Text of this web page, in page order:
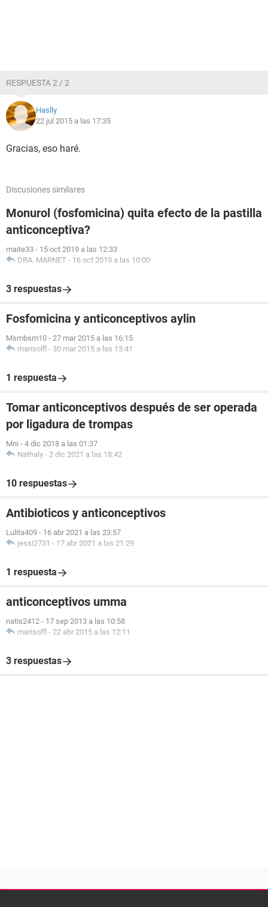
RESPUESTA 2 / 2
Haslly
22 jul 2015 a las 17:35
Gracias, eso haré.
Discusiones similares
Monurol (fosfomicina) quita efecto de la pastilla
anticonceptiva?
maite33 - 15 oct 2019 a las 12:33
DRA. MARNET - 16 oct 2019 a las 10:00
3 respuestas
Fosfomicina y anticonceptivos aylin
Msmbsm10 - 27 mar 2015 a las 16:15
marisolfl - 30 mar 2015 a las 13:41
1 respuesta
Tomar anticonceptivos después de ser operada
por ligadura de trompas
Mni - 4 dic 2018 a las 01:37
Nathaly - 2 dic 2021 a las 18:42
10 respuestas
Antibioticos y anticonceptivos
Lulita409 - 16 abr 2021 a las 23:57
jessi2731 - 17 abr 2021 a las 21:29
1 respuesta
anticonceptivos umma
natis2412 - 17 sep 2013 a las 10:58
marisolfl - 22 abr 2015 a las 12:11
3 respuestas